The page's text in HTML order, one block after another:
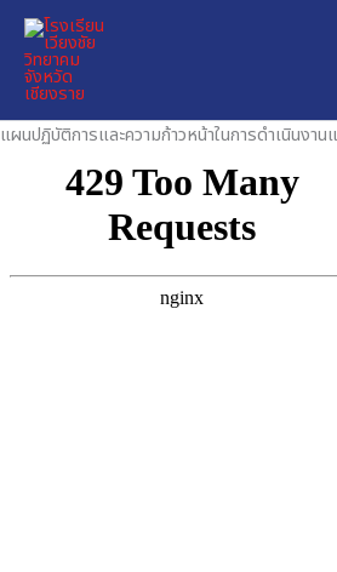
Skip
content
แผนปฏิบัติการและความก้าวหน้าในการดำเนินงาน